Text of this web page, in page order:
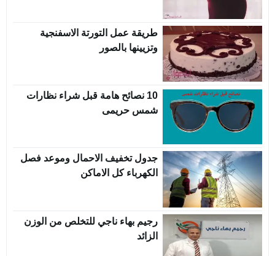
طريقة عمل التورتة الاسفنجية
وتزيينها بالصور
10 نصائح هامة قبل شراء نظارات
شمس حريمى
جدول تخفيف الاحمال وموعد فصل
الكهرباء كل الاماكن
رجيم بهاء ناجي للتخلص من الوزن
الزائد